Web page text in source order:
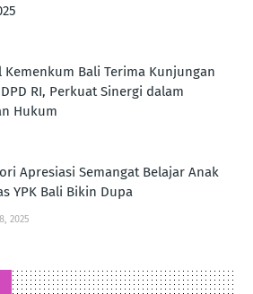
Kemenkum Bali Terima Kunjungan
RI, Perkuat Sinergi dalam
Hukum
Apresiasi Semangat Belajar Anak
YPK Bali Bikin Dupa
2025